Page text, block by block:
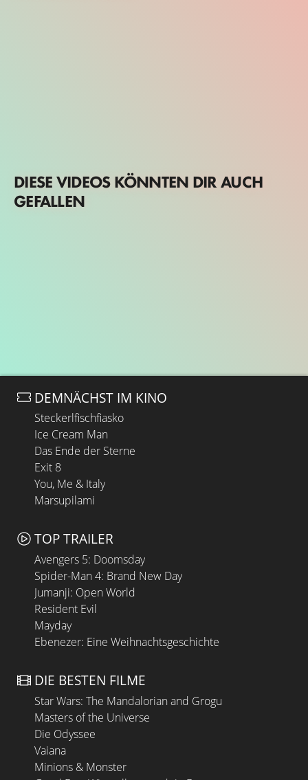
DIESE VIDEOS KÖNNTEN DIR AUCH
GEFALLEN
DEMNÄCHST IM KINO
Steckerlfischfiasko
Ice Cream Man
Das Ende der Sterne
Exit 8
You, Me & Italy
Marsupilami
TOP TRAILER
Avengers 5: Doomsday
Spider-Man 4: Brand New Day
Jumanji: Open World
Resident Evil
Mayday
Ebenezer: Eine Weihnachtsgeschichte
DIE BESTEN FILME
Star Wars: The Mandalorian and Grogu
Masters of the Universe
Die Odyssee
Vaiana
Minions & Monster